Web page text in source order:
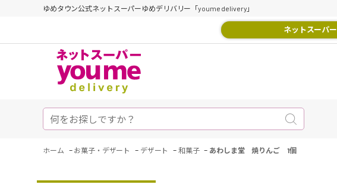
ゆめタウン公式ネットスーパーゆめデリバリー「youme delivery」
ネットスーパー
ホーム - お菓子・デザート - デザート - 和菓子 - あわしま堂 焼りんご 1個